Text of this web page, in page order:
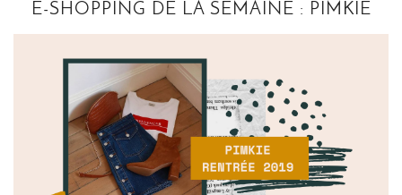
E-SHOPPING DE LA SEMAINE : PIMKIE